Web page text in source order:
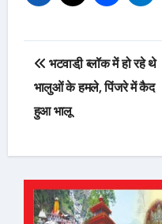
Post
navigation
भटवाडी़ ब्लॉक में हो रहे थे
भालुओं के हमले, पिंजरे में कैद
हुआ भालू